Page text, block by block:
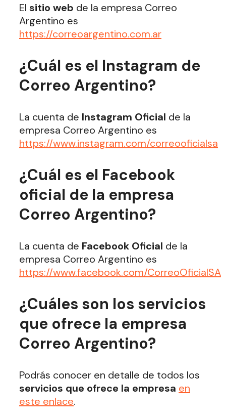
El sitio web de la empresa Correo
Argentino es
https://correoargentino.com.ar
¿Cuál es el Instagram de
Correo Argentino?
La cuenta de Instagram Oficial de la
empresa Correo Argentino es
https://www.instagram.com/correooficialsa
¿Cuál es el Facebook
oficial de la empresa
Correo Argentino?
La cuenta de Facebook Oficial de la
empresa Correo Argentino es
https://www.facebook.com/CorreoOficialSA
¿Cuáles son los servicios
que ofrece la empresa
Correo Argentino?
Podrás conocer en detalle de todos los
servicios que ofrece la empresa en
este enlace.